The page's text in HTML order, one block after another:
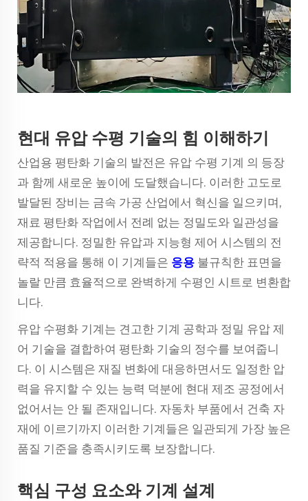
현대 유압 수평 기술의 힘 이해하기
산업용 평탄화 기술의 발전은 유압 수평 기계 의 등장
과 함께 새로운 높이에 도달했습니다. 이러한 고도로
발달된 장비는 금속 가공 산업에서 혁신을 일으키며,
재료 평탄화 작업에서 전례 없는 정밀도와 일관성을
제공합니다. 정밀한 유압과 지능형 제어 시스템의 전
략적 적용을 통해 이 기계들은 응용 불규칙한 표면을
놀랄 만큼 효율적으로 완벽하게 수평인 시트로 변환합
니다.
유압 수평화 기계는 견고한 기계 공학과 정밀 유압 제
어 기술을 결합하여 평탄화 기술의 정수를 보여줍니
다. 이 시스템은 재질 변화에 대응하면서도 일정한 압
력을 유지할 수 있는 능력 덕분에 현대 제조 공정에서
없어서는 안 될 존재입니다. 자동차 부품에서 건축 자
재에 이르기까지 이러한 기계들은 일관되게 가장 높은
품질 기준을 충족시키도록 보장합니다.
핵심 구성 요소와 기계 설계